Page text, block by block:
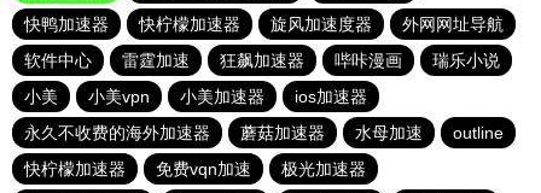
快鸭加速器
快柠檬加速器 旋风加速度器
外网网址导航
软件中心
雷霆加速 狂飙加速器 哔咔漫画
瑞乐小说
小美
小美vpn 小美加速器
ios加速器
永久不收费的海外加速器
蘑菇加速器 水母加速
outline
快柠檬加速器
免费vqn加速
极光加速器